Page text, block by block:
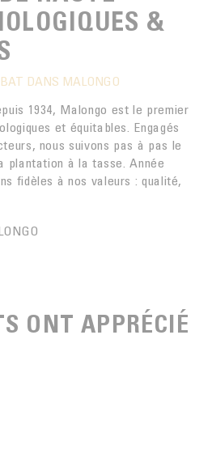
&
DANS MALONGO
1934, Malongo est le premier
et équitables. Engagés
nous suivons pas à pas le
plantation à la tasse. Année
fidèles à nos valeurs : qualité,
ONT APPRÉCIÉ